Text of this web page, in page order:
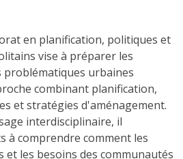
en planification, politiques et
vise à préparer les
urbaines
combinant planification,
et stratégies d'aménagement.
interdisciplinaire, il
à comprendre comment les
et les besoins des communautés